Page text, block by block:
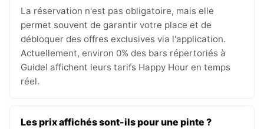
La réservation n'est pas obligatoire, mais elle
permet souvent de garantir votre place et de
débloquer des offres exclusives via l'application.
Actuellement, environ 0% des bars répertoriés à
Guidel affichent leurs tarifs Happy Hour en temps
réel.
Les prix affichés sont-ils pour une pinte ?